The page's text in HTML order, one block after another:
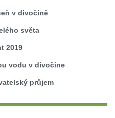
v divočině
světa
2019
vodu v divočine
průjem